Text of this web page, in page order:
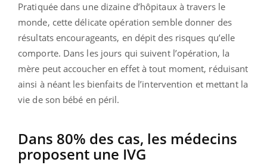
Pratiquée dans une dizaine d’hôpitaux à travers le
monde, cette délicate opération semble donner des
résultats encourageants, en dépit des risques qu’elle
comporte. Dans les jours qui suivent l’opération, la
mère peut accoucher en effet à tout moment, réduisant
ainsi à néant les bienfaits de l’intervention et mettant la
vie de son bébé en péril.
Dans 80% des cas, les médecins
proposent une IVG